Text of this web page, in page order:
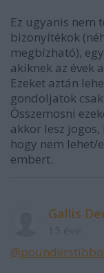
Ez ugyanis nem
bizonyítékok
megbízható),
akiknek az évek
Ezeket aztán
gondoljatok
Összemosni
akkor lesz
hogy nem lehet/
embert.
Gallis